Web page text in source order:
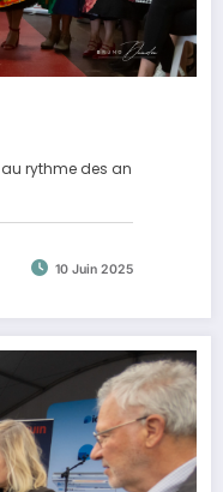
rythme des an
10 Juin 2025